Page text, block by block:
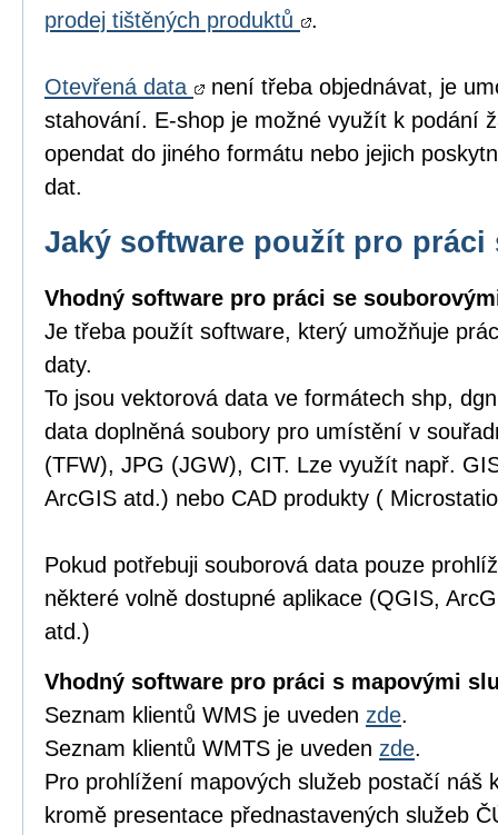
prodej tištěných produktů
.
Otevřená data
není třeba objednávat, je
stahování. E-shop je možné využít k podání
opendat do jiného formátu nebo jejich
dat.
Jaký software použít pro práci
Vhodný software pro práci se
Je třeba použít software, který umožňuje
daty.
To jsou vektorová data ve formátech shp,
data doplněná soubory pro umístění v
(TFW), JPG (JGW), CIT. Lze využít např.
ArcGIS atd.) nebo CAD produkty (
Pokud potřebuji souborová data pouze
některé volně dostupné aplikace (QGIS,
atd.)
Vhodný software pro práci s mapovými
Seznam klientů WMS je uveden zde.
Seznam klientů WMTS je uveden zde.
Pro prohlížení mapových služeb postačí náš
kromě presentace přednastavených služeb